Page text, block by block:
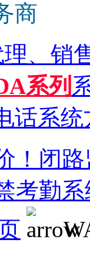
商
、销
系列
话系
！闭
考勤